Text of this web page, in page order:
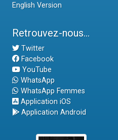
English Version
Retrouvez-nous...
Twitter
Facebook
YouTube
WhatsApp
WhatsApp Femmes
Application iOS
Application Android